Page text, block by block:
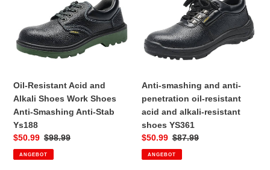
Shoes
Work
Shoes
Oil-Resistant Acid and
Alkali Shoes Work Shoes
Anti-Smashing Anti-Stab
Ys188
Sonderpreis
$50.99 Normaler
Preis
$98.99
ANGEBOT
penetration
resistant
acid
shoes
Anti-smashing and anti-
penetration oil-resistant
acid and alkali-resistant
shoes YS361
Sonderpreis
$50.99 Normaler
Preis
$87.99
ANGEBOT